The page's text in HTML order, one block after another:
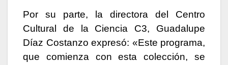
Por su parte, la directora del Centro
Cultural de la Ciencia C3, Guadalupe
Díaz Costanzo expresó: «Este programa,
que comienza con esta colección, se